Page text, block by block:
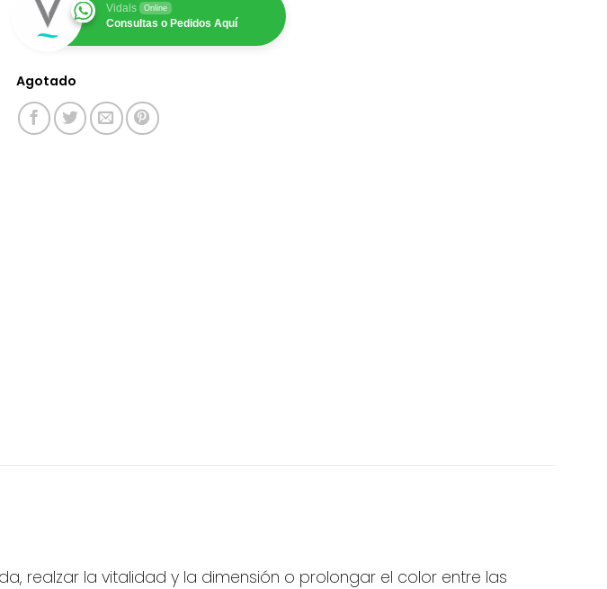
Vidals Online
Consultas o Pedidos Aquí
Agotado
realzar la vitalidad y la dimensión o prolongar el color entre las